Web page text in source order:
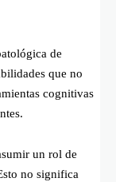
de
que no
cognitivas
un rol de
no significa